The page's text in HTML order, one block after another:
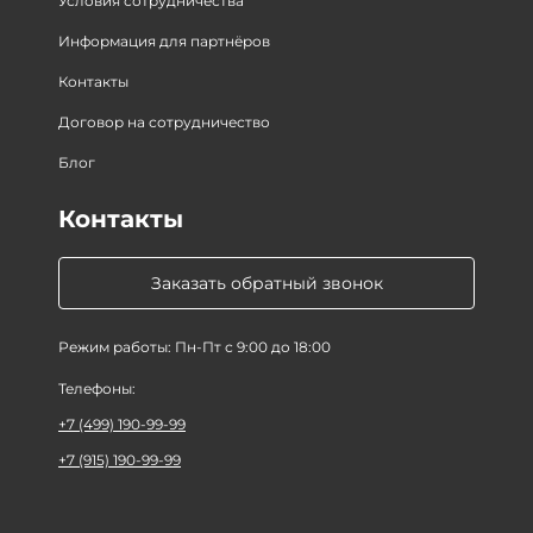
Информация для партнёров
Контакты
Договор на сотрудничество
Блог
Заказать обратный звонок
Режим работы: Пн-Пт с 9:00 до 18:00
Контакты
Телефоны:
+7 (499) 190-99-99
+7 (915) 190-99-99